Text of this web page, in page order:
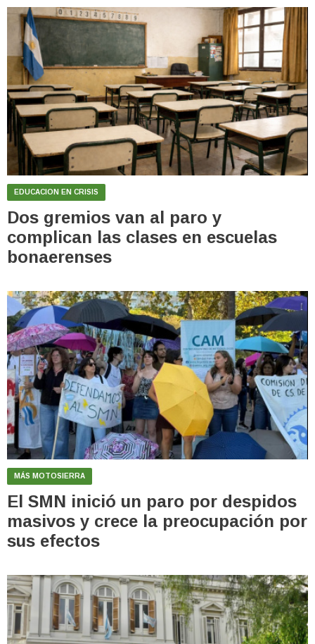
EDUCACION EN CRISIS
Dos gremios van al paro y
complican las clases en escuelas
bonaerenses
MÁS MOTOSIERRA
El SMN inició un paro por despidos
masivos y crece la preocupación por
sus efectos